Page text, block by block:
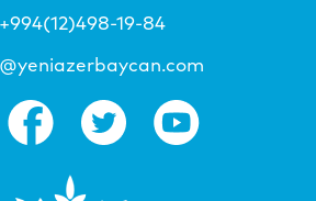
+994(12)498-19-84